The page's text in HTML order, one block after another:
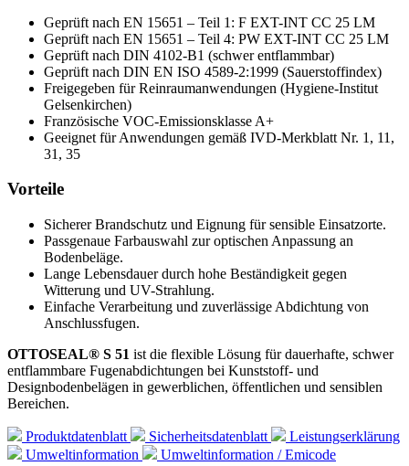
Geprüft nach EN 15651 – Teil 1: F EXT-INT CC 25 LM
Geprüft nach EN 15651 – Teil 4: PW EXT-INT CC 25 LM
Geprüft nach DIN 4102-B1 (schwer entflammbar)
Geprüft nach DIN EN ISO 4589-2:1999 (Sauerstoffindex)
Freigegeben für Reinraumanwendungen (Hygiene-Institut
Gelsenkirchen)
Französische VOC-Emissionsklasse A+
Geeignet für Anwendungen gemäß IVD-Merkblatt Nr. 1, 11,
31, 35
Vorteile
Sicherer Brandschutz und Eignung für sensible Einsatzorte.
Passgenaue Farbauswahl zur optischen Anpassung an
Bodenbeläge.
Lange Lebensdauer durch hohe Beständigkeit gegen
Witterung und UV-Strahlung.
Einfache Verarbeitung und zuverlässige Abdichtung von
Anschlussfugen.
OTTOSEAL® S 51 ist die flexible Lösung für dauerhafte, schwer
entflammbare Fugenabdichtungen bei Kunststoff- und
Designbodenbelägen in gewerblichen, öffentlichen und sensiblen
Bereichen.
Produktdatenblatt Sicherheitsdatenblatt
Leistungserklärung
Umweltinformation
Umweltinformation / Emicode